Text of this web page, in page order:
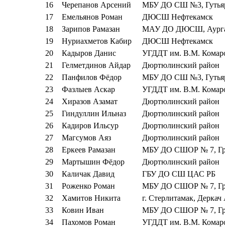
16
Черепанов Арсений
МБУ ДО СШ №3,
17
Емельянов Роман
ДЮСШ Нефтекамск
18
Зарипов Рамазан
МАУ ДО ДЮСШ,
19
Нуриахметов Кабир
ДЮСШ Нефтекамск
20
Кадыров Данис
УГДДТ им. В.М.
21
Гелметдинов Айдар
Дюртюлинский район
22
Панфилов Фёдор
МБУ ДО СШ №3,
23
Фазлыев Аскар
УГДДТ им. В.М.
24
Хиразов Азамат
Дюртюлинский район
25
Гиндуллин Ильназ
Дюртюлинский район
26
Кадиров Ильсур
Дюртюлинский район
27
Магсумов Аяз
Дюртюлинский район
28
Еркеев Рамазан
МБУ ДО СШОР № 7,
29
Мартышин Фёдор
Дюртюлинский район
30
Каличак Давид
ГБУ ДО СШ ЦАС РБ
31
Роженко Роман
МБУ ДО СШОР № 7,
32
Хамитов Никита
г. Стерлитамак, Деркач
33
Ковин Иван
МБУ ДО СШОР № 7,
34
Пахомов Роман УГДДТ им. В.М.